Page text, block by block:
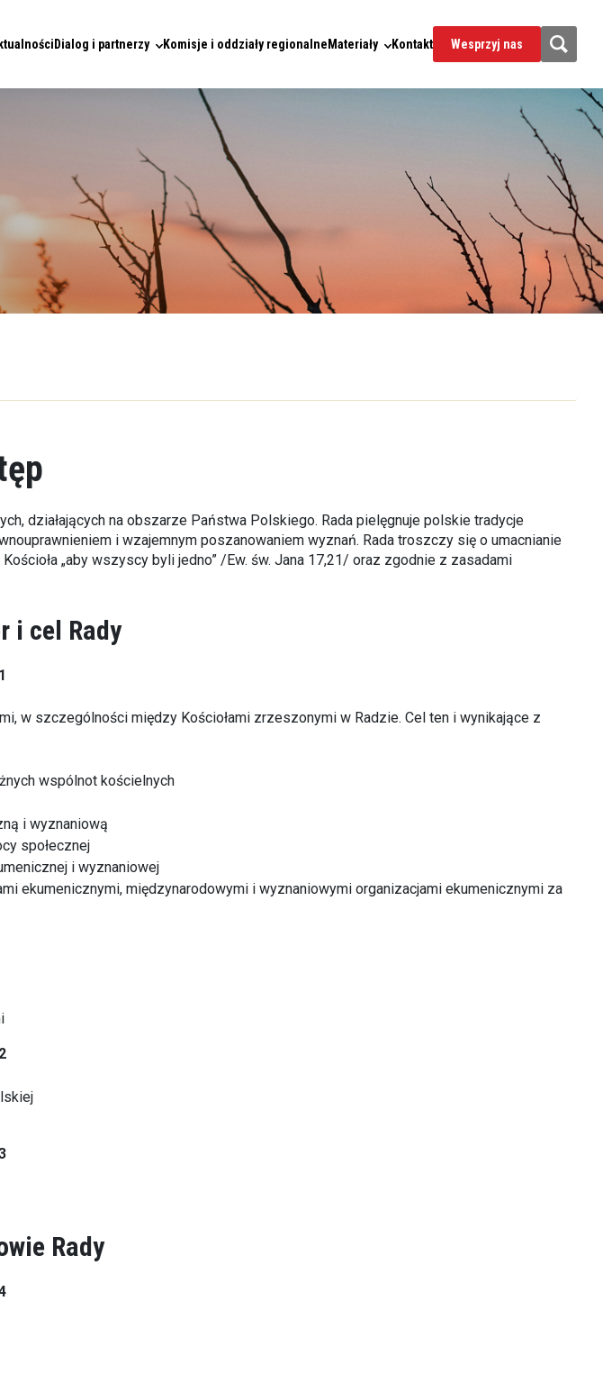
Dialog i partnerzy Komisje i oddziały regionalneMateriały Kontakt Wesprzyj nas
działających na obszarze Państwa Polskiego. Rada pielęgnuje polskie tradycje
i wzajemnym poszanowaniem wyznań. Rada troszczy się o umacnianie
„aby wszyscy byli jedno” /Ew. św. Jana 17,21/ oraz zgodnie z zasadami
i cel Rady
w szczególności między Kościołami zrzeszonymi w Radzie. Cel ten i wynikające z
wspólnot kościelnych
i wyznaniową
społecznej
i wyznaniowej
ekumenicznymi, międzynarodowymi i wyznaniowymi organizacjami ekumenicznymi za
Rady